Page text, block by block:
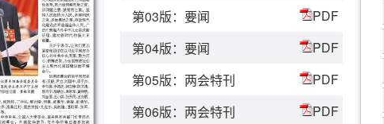
第03版：要闻
PDF
第04版：要闻
PDF
第05版：两会特刊
PDF
第06版：两会特刊
PDF